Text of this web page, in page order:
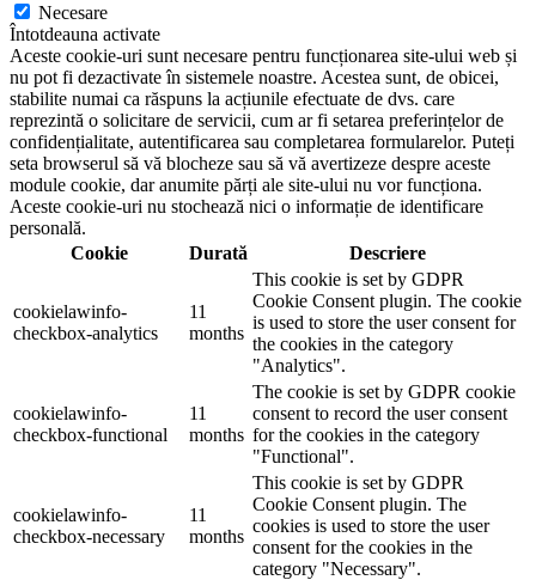
Necesare
Întotdeauna activate
Aceste cookie-uri sunt necesare pentru funcționarea site-ului web și
nu pot fi dezactivate în sistemele noastre. Acestea sunt, de obicei,
stabilite numai ca răspuns la acțiunile efectuate de dvs. care
reprezintă o solicitare de servicii, cum ar fi setarea preferințelor de
confidențialitate, autentificarea sau completarea formularelor. Puteți
seta browserul să vă blocheze sau să vă avertizeze despre aceste
module cookie, dar anumite părți ale site-ului nu vor funcționa.
Aceste cookie-uri nu stochează nici o informație de identificare
personală.
Cookie
Durată Descriere
cookielawinfo-
checkbox-analytics
11
months
This cookie is set by GDPR
Cookie Consent plugin. The cookie
is used to store the user consent for
the cookies in the category
"Analytics".
cookielawinfo-
checkbox-functional
11
months
The cookie is set by GDPR cookie
consent to record the user consent
for the cookies in the category
"Functional".
cookielawinfo-
checkbox-necessary
11
months
This cookie is set by GDPR
Cookie Consent plugin. The
cookies is used to store the user
consent for the cookies in the
category "Necessary".